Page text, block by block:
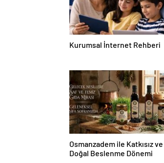
Kurumsal İnternet Rehberi
Osmanzadem ile Katkısız ve
Doğal Beslenme Dönemi